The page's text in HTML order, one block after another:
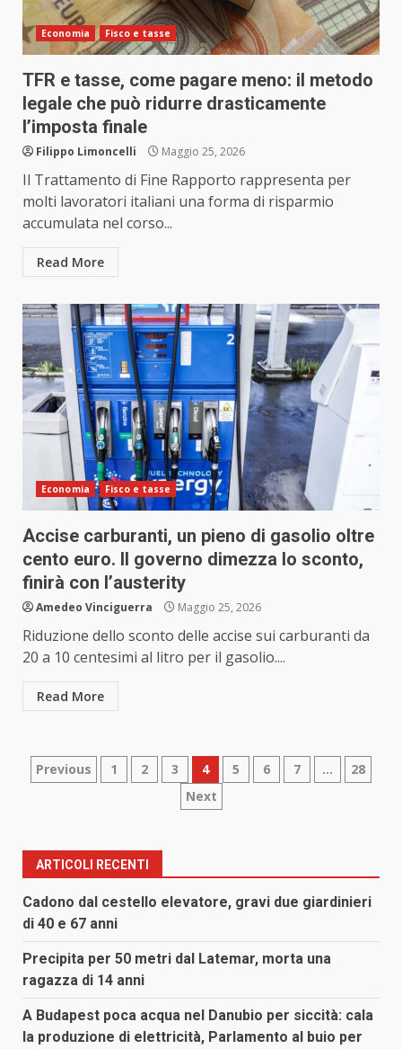
Economia Fisco e tasse
TFR e tasse, come pagare meno: il metodo
legale che può ridurre drasticamente
l’imposta finale
Filippo Limoncelli Maggio 25, 2026
Il Trattamento di Fine Rapporto rappresenta per
molti lavoratori italiani una forma di risparmio
accumulata nel corso...
Read More
Economia Fisco e tasse
Accise carburanti, un pieno di gasolio oltre
cento euro. Il governo dimezza lo sconto,
finirà con l’austerity
Amedeo Vinciguerra Maggio 25, 2026
Riduzione dello sconto delle accise sui carburanti da
20 a 10 centesimi al litro per il gasolio....
Read More
Paginazione
articoli
Previous 1 2 3 4 5 6 7 …
28
Next
ARTICOLI RECENTI
Cadono dal cestello elevatore, gravi due giardinieri
di 40 e 67 anni
Precipita per 50 metri dal Latemar, morta una
ragazza di 14 anni
A Budapest poca acqua nel Danubio per siccità: cala
la produzione di elettricità, Parlamento al buio per